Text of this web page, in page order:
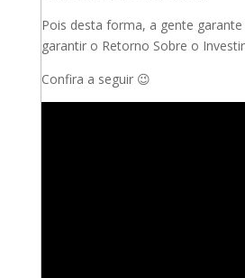
Pois desta forma, a gente
garantir o Retorno Sobre o
Confira a seguir 😉